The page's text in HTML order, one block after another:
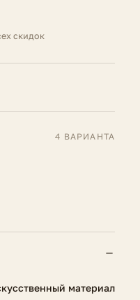
скидок
4 ВАРИАНТА
материал